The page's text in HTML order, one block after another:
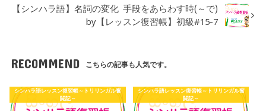
【シンハラ語】名詞の変化 手段をあらわす時(～で)
by【レッスン復習帳】初級#15-7
RECOMMEND こちらの記事も人気です。
シンハラ語レッスン復習帳～トリリンガル奮
闘記～
シンハラ語レッスン復習帳～トリリンガル奮
闘記～